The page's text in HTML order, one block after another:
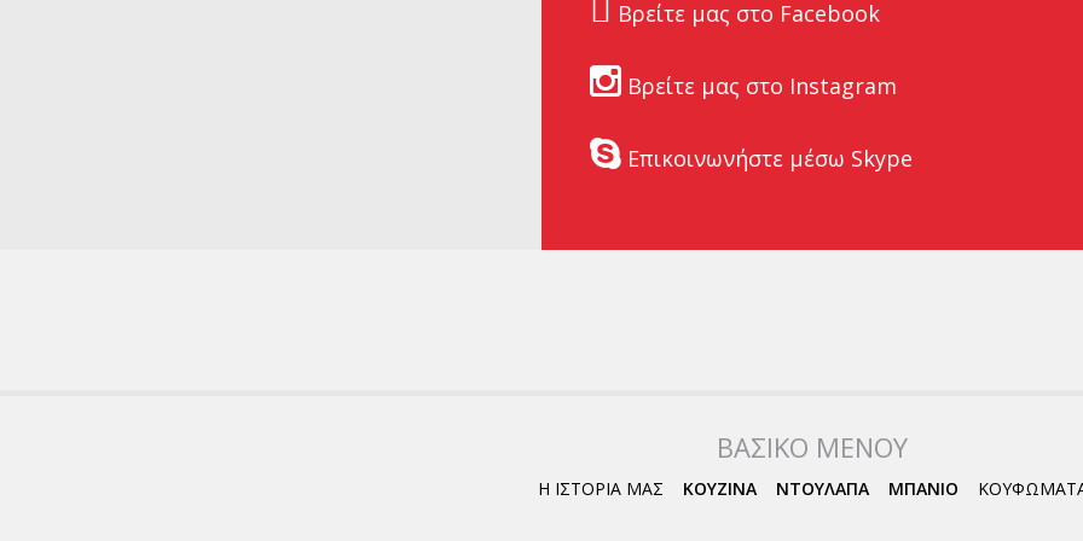
Βρείτε μας στο Facebook
Βρείτε μας στο Instagram
Επικοινωνήστε μέσω Skype
ΒΑΣΙΚΟ ΜΕΝΟΥ
Η ΙΣΤΟΡΙΑ ΜΑΣ ΚΟΥΖΙΝΑ ΝΤΟΥΛΑΠΑ ΜΠΑΝΙΟ